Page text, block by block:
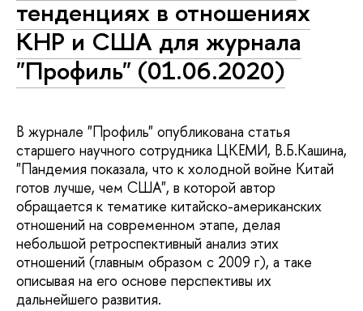
тенденциях в отношениях
КНР и США для журнала
"Профиль" (01.06.2020)
В журнале "Профиль" опубликована статья
старшего научного сотрудника ЦКЕМИ, В.Б.Кашина,
"Пандемия показала, что к холодной войне Китай
готов лучше, чем США", в которой автор
обращается к тематике китайско-американских
отношений на современном этапе, делая
небольшой ретроспективный анализ этих
отношений (главным образом с 2009 г), а таке
описывая на его основе перспективы их
дальнейшего развития.